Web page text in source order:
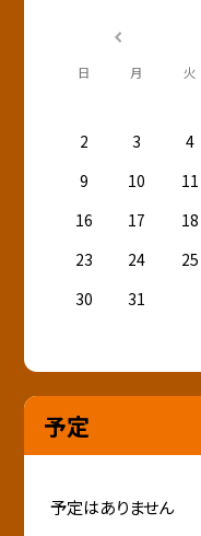
日 月 火
2
3 4
9
10 11
16
17 18
23
24 25
30
31
予定
予定はありません